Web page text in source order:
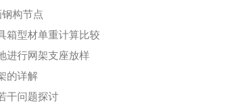
构节点
箱型材单重计算比较
进行网架支座放样
的详解
干问题探讨